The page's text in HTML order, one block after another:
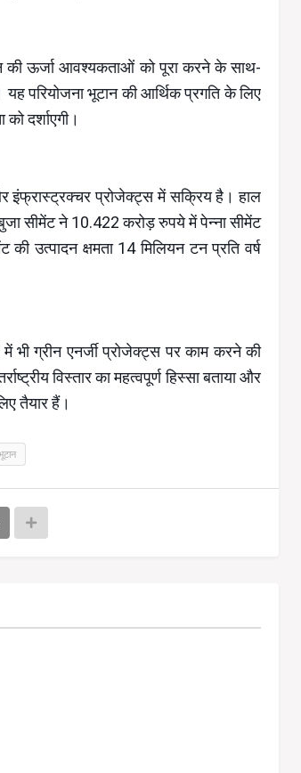
की ऊर्जा आवश्यकताओं को पूरा करने के साथ-
परियोजना भूटान की आर्थिक प्रगति के लिए
दर्शाएगी।
इंफ्रास्ट्रक्चर प्रोजेक्ट्स में सक्रिय है। हाल
सीमेंट ने 10.422 करोड़ रुपये में पेन्ना सीमेंट
उत्पादन क्षमता 14 मिलियन टन प्रति वर्ष
भी ग्रीन एनर्जी प्रोजेक्ट्स पर काम करने की
विस्तार का महत्वपूर्ण हिस्सा बताया और
तैयार हैं।